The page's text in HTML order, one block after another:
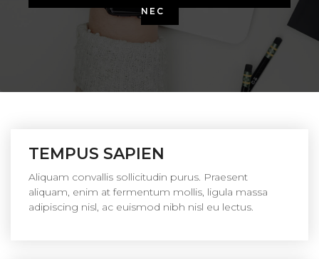
NEC
TEMPUS SAPIEN
Aliquam convallis sollicitudin purus. Praesent
aliquam, enim at fermentum mollis, ligula massa
adipiscing nisl, ac euismod nibh nisl eu lectus.